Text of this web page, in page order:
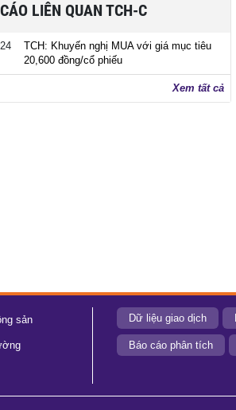
LIÊN QUAN TCH-C
TCH: Khuyến nghị MUA với giá mục tiêu
20,600 đồng/cổ phiếu
Xem tất cả
Dữ liệu giao dịch
Báo cáo phân tích
sản